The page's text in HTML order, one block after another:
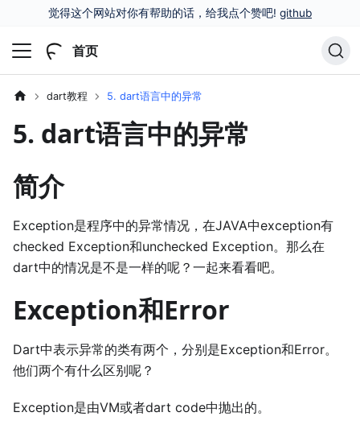
觉得这个网站对你有帮助的话，给我点个赞吧! github
首页
dart教程 5. dart语言中的异常
5. dart语言中的异常
简介
Exception是程序中的异常情况，在JAVA中exception有
checked Exception和unchecked Exception。那么在
dart中的情况是不是一样的呢？一起来看看吧。
Exception和Error
Dart中表示异常的类有两个，分别是Exception和Error。
他们两个有什么区别呢？
Exception是由VM或者dart code中抛出的。